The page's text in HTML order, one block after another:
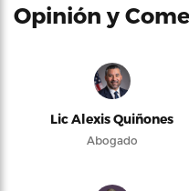
Opinión y
Lic Alexis Quiñones
Abogado